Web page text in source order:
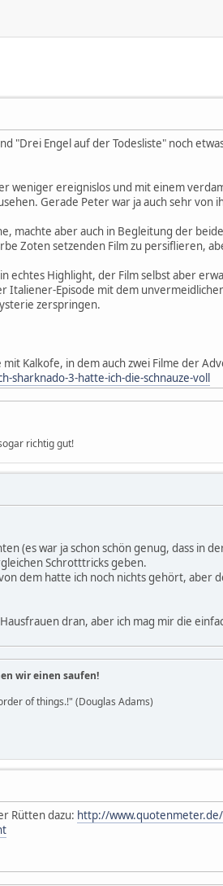
"Drei Engel auf der Todesliste" noch
weniger ereignislos und mit einem
Gerade Peter war ja auch sehr von
machte aber auch in Begleitung der
Zoten setzenden Film zu persiflieren,
echtes Highlight, der Film selbst aber
Italiener-Episode mit dem
zerspringen.
Kalkofe, in dem auch zwei Filme der
3-hatte-ich-die-schnauze-voll
richtig gut!
(es war ja schon schön genug, dass in
Schrotttricks geben.
dem hatte ich noch nichts gehört, aber
dran, aber ich mag mir die
wir einen saufen!
of things.!" (Douglas Adams)
Rütten dazu: http://